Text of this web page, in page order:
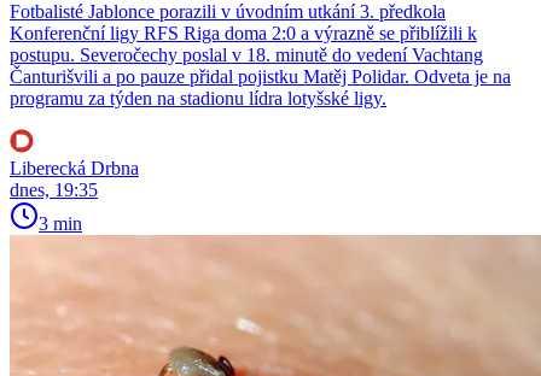
Fotbalisté Jablonce porazili v úvodním utkání 3. předkola
Konferenční ligy RFS Riga doma 2:0 a výrazně se přiblížili k
postupu. Severočechy poslal v 18. minutě do vedení Vachtang
Čanturišvili a po pauze přidal pojistku Matěj Polidar. Odveta je na
programu za týden na stadionu lídra lotyšské ligy.
Liberecká Drbna
dnes, 19:35
3 min